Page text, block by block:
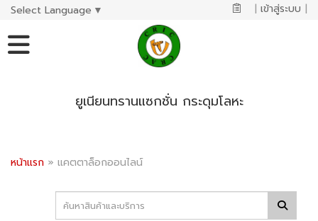
Select Language ▼ | เข้าสู่ระบบ |
ยูเนียนทรานแซกชั่น กระดุมโลหะ
หน้าแรก » แคตตาล็อกออนไลน์